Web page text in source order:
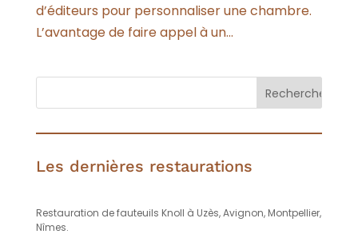
d’éditeurs pour personnaliser une chambre.
L’avantage de faire appel à un...
Les dernières restaurations
Restauration de fauteuils Knoll à Uzès, Avignon, Montpellier,
Nîmes.